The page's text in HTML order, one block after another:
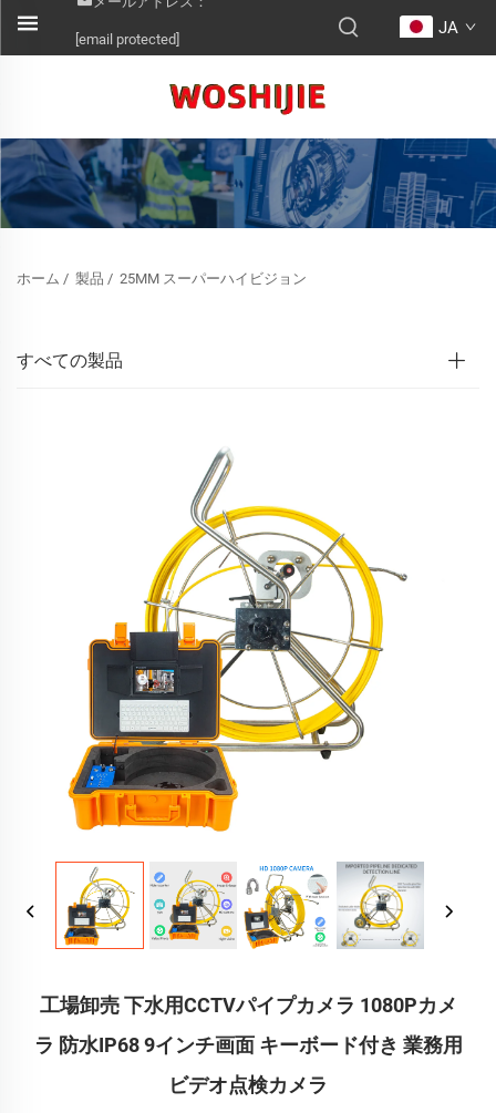
[email protected]
JA
ホーム / 製品 / 25MM スーパーハイビジョン
すべての製品
工場卸売 下水用CCTVパイプカメラ 1080Pカメ
ラ 防水IP68 9インチ画面 キーボード付き 業務用
ビデオ点検カメラ